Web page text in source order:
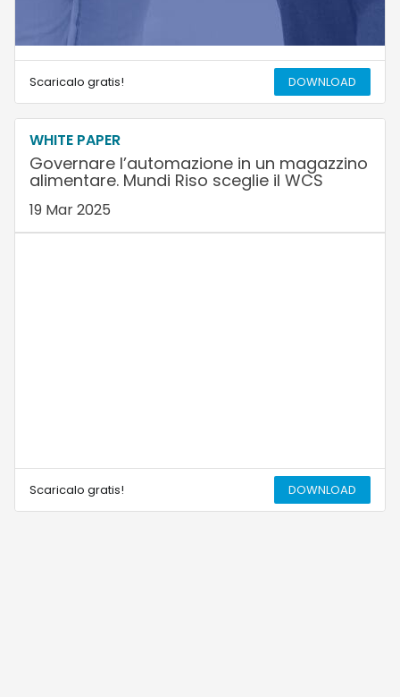
Scaricalo gratis! DOWNLOAD
WHITE PAPER
Governare l’automazione in un magazzino
alimentare. Mundi Riso sceglie il WCS
19 Mar 2025
Scaricalo gratis! DOWNLOAD